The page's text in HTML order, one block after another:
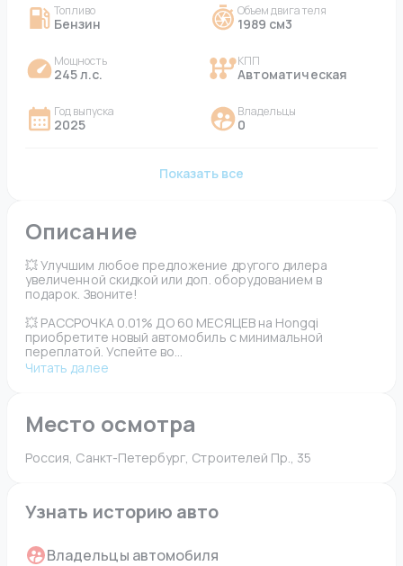
Топливо
Бензин
Объем двигателя
1989 см3
Мощность
245 л.с.
КПП
Автоматическая
Год выпуска
2025
Владельцы
0
Показать все
Описание
💥 Улучшим любое предложение другого дилера
увеличенной скидкой или доп. оборудованием в
подарок. Звоните!
💥 РАССРОЧКА 0.01% ДО 60 МЕСЯЦЕВ на Hongqi
приобретите новый автомобиль с минимальной
переплатой. Успейте во...
Читать далее
Место осмотра
Россия, Санкт-Петербург, Строителей Пр., 35
Узнать историю авто
Владельцы автомобиля